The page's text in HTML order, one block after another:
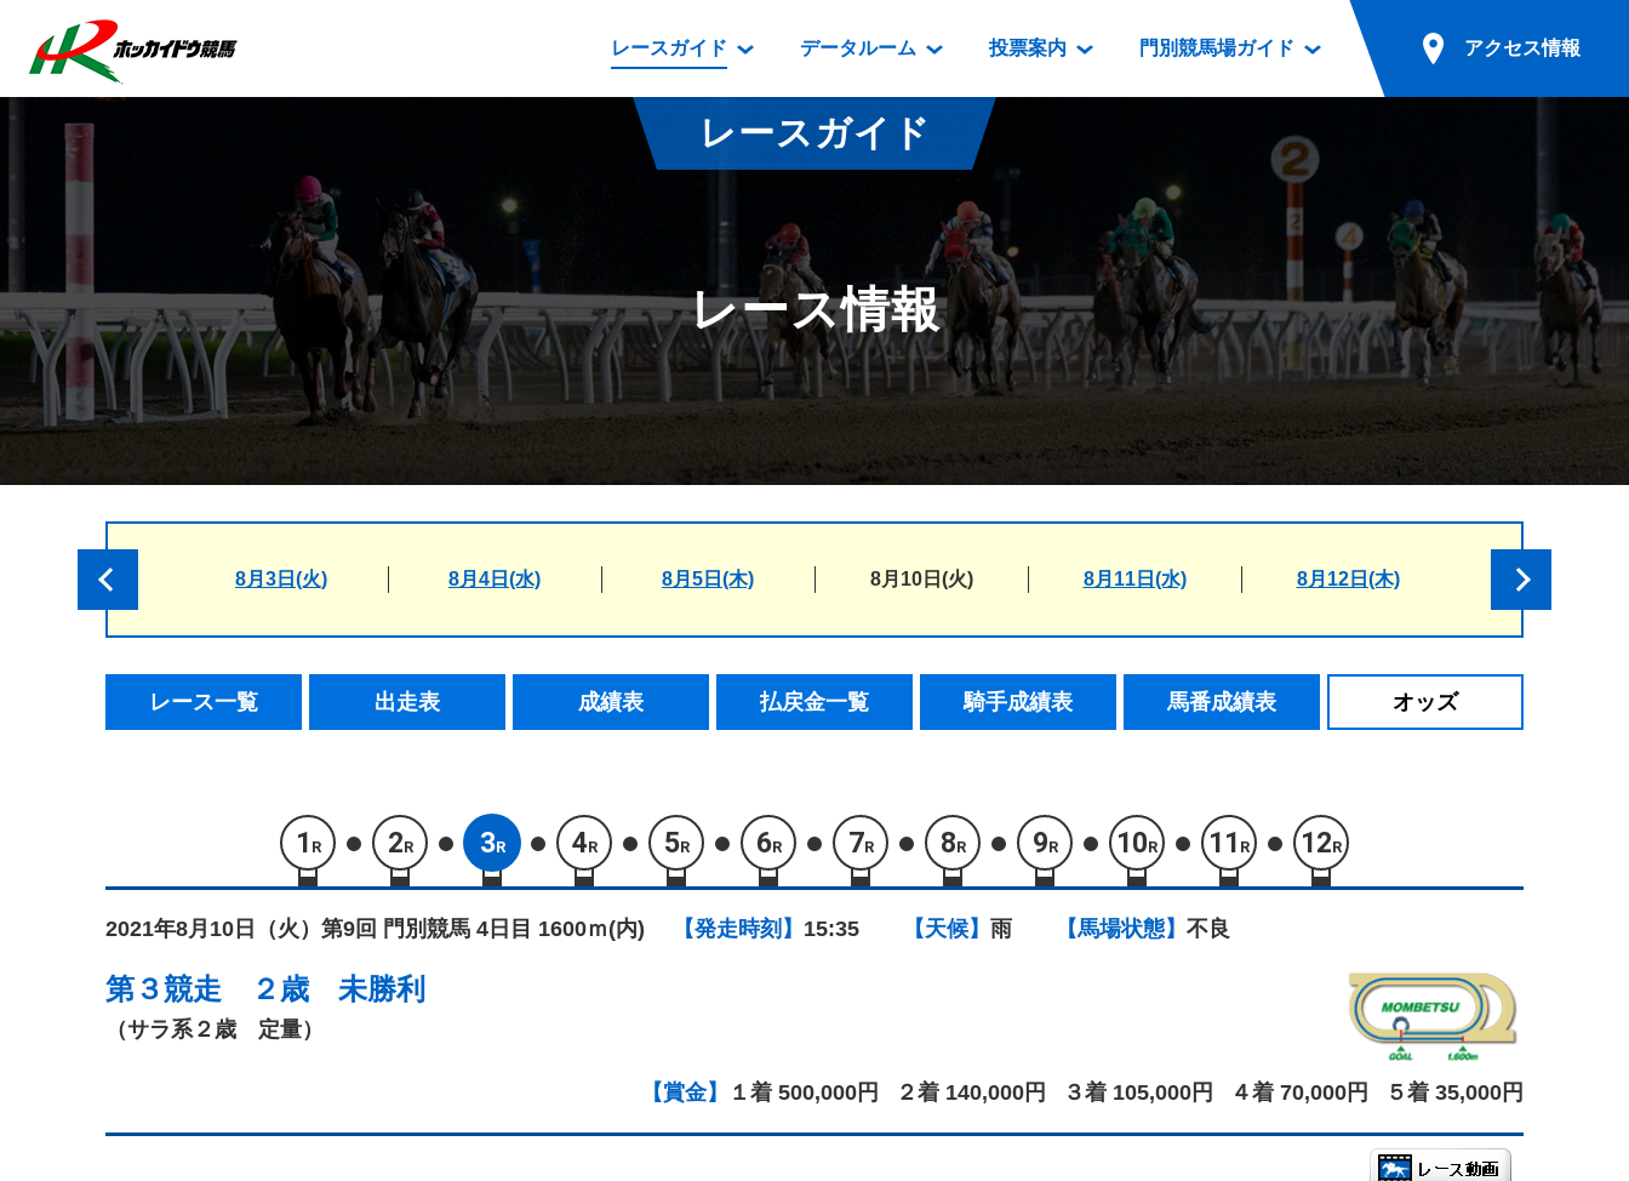
レースガイド
レース情報
払戻金一覧
騎手成績表
馬番成績表
オッズ
番組・級別表ダウンロード
開催カレンダー
重賞競走体系図
スタリオンシリーズ競走
道内の発売情報(PDF)
データルーム
データルーム
騎手・調教師紹介
坂路調教映像
遠征馬情報
番組編成要領
映像コンテンツ
重賞競走VTR
重賞競走参考VTR
レースダイジェスト
新馬ダイジェスト
投票案内
電話・インターネット投票
場外発売所
実況・テレホンサービス
発売・払戻
門別競馬場ガイド
門別競馬場情報
門別競馬場グルメ
とねっこジンギスカン
いずみ食堂
ルンビニフードカフェ
勝馬屋
アクセス情報
無料送迎バスでのご来場
公共の交通機関でのご来場
レースガイド
レース情報
8月3日(火) 8月4日(水) 8月5日(木) 8月10日(火) 8月11日(水) 8月12日(木)
レース一覧 出走表 成績表 払戻金一覧 騎手成績表 馬番成績表 オッズ
1 R 2R 3R 4R 5R 6R 7R 8R 9R 10R 11 R 12R
2021年8月10日（火） 第9回 門別競馬 4日目 1600ｍ(内) 【発走時刻】 15:35 【天候】 雨 【馬場状態】 不良
第３競走 ２歳 未勝利
（サラ系２歳 定量）
【賞金】 １着 500,000円 ２着 140,000円 ３着 105,000円 ４着 70,000円 ５着 35,000円